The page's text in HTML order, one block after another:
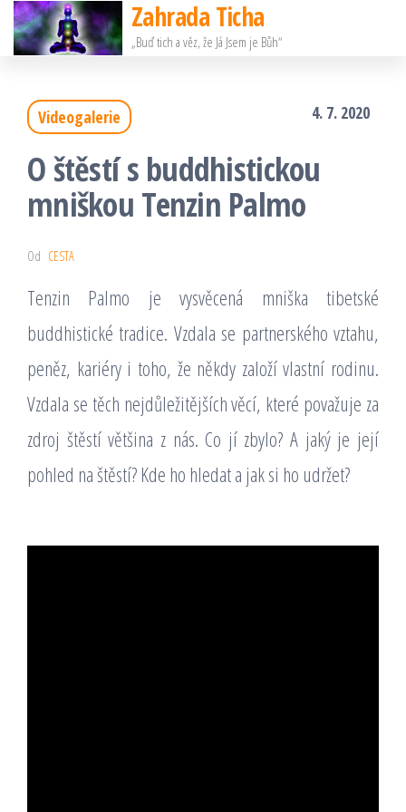
Přeskočit
na
Zahrada Ticha
„Buď tich a věz, že Já Jsem je Bůh“
Videogalerie 4. 7. 2020
O štěstí s buddhistickou
mniškou Tenzin Palmo
Od CESTA
Tenzin Palmo je vysvěcená mniška tibetské
buddhistické tradice. Vzdala se partnerského vztahu,
peněz, kariéry i toho, že někdy založí vlastní rodinu.
Vzdala se těch nejdůležitějších věcí, které považuje za
zdroj štěstí většina z nás. Co jí zbylo? A jaký je její
pohled na štěstí? Kde ho hledat a jak si ho udržet?